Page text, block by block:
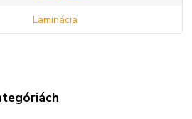
Laminácia